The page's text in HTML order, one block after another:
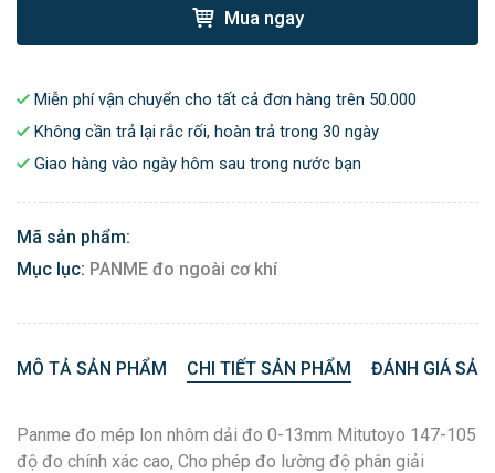
Mua ngay
Miễn phí vận chuyển cho tất cả đơn hàng trên 50.000
Không cần trả lại rắc rối, hoàn trả trong 30 ngày
Giao hàng vào ngày hôm sau trong nước bạn
Mã sản phẩm:
Mục lục: PANME đo ngoài cơ khí
MÔ TẢ SẢN PHẨM CHI TIẾT SẢN PHẨM ĐÁNH GIÁ
Panme đo mép lon nhôm dải đo 0-13mm Mitutoyo 147-105
độ đo chính xác cao, Cho phép đo lường độ phân giải